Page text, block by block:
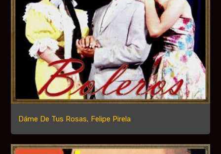
Dáme De Tus Rosas, Felipe Pirela